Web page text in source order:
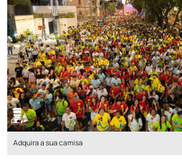
Adquira a sua camisa